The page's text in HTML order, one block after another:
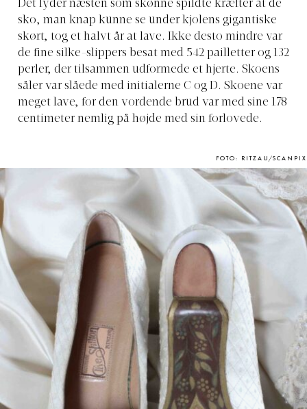
Det lyder næsten som skønne spildte kræfter at de
sko, man knap kunne se under kjolens gigantiske
skørt, tog et halvt år at lave. Ikke desto mindre var
de fine silke-slippers besat med 542 pailletter og 132
perler, der tilsammen udformede et hjerte. Skoens
såler var slåede med initialerne C og D. Skoene var
meget lave, for den vordende brud var med sine 178
centimeter nemlig på højde med sin forlovede.
FOTO: RITZAU/SCANPIX